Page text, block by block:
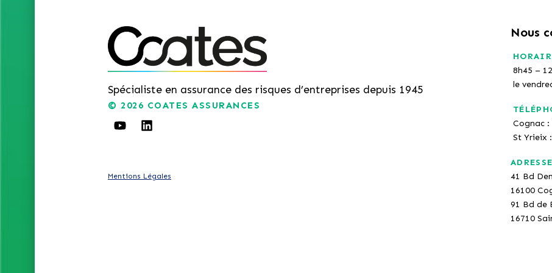
Spécialiste en assurance des risques d’entreprises depuis 1945
© 2026 COATES ASSURANCES
Mentions Légales
Nous
8h45 –
le
Cognac :
St Yrieix
ADRESSE
41 Bd
16100
91 Bd de
16710